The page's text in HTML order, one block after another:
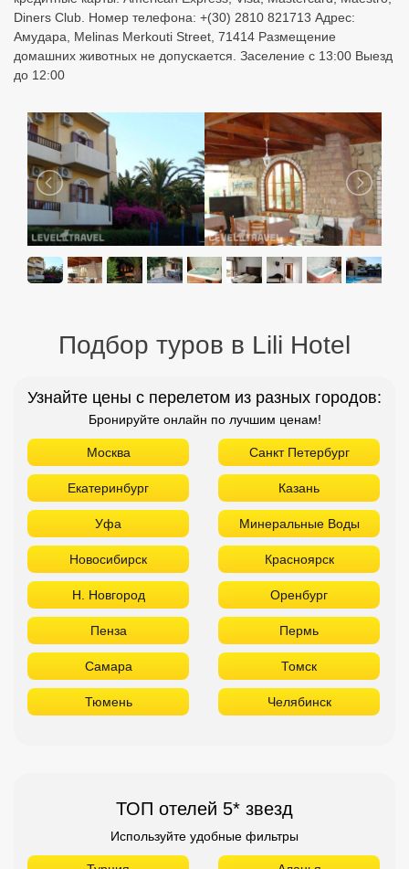
Diners Club. Номер телефона: +(30) 2810 821713 Адрес:
Амудара, Melinas Merkouti Street, 71414 Размещение
домашних животных не допускается. Заселение с 13:00 Выезд
до 12:00
Подбор туров в Lili Hotel
Узнайте цены с перелетом из разных городов:
Бронируйте онлайн по лучшим ценам!
Москва Санкт Петербург
Екатеринбург Казань
Уфа Минеральные Воды
Новосибирск Красноярск
Н. Новгород Оренбург
Пенза Пермь
Самара Томск
Тюмень Челябинск
ТОП отелей 5* звезд
Используйте удобные фильтры